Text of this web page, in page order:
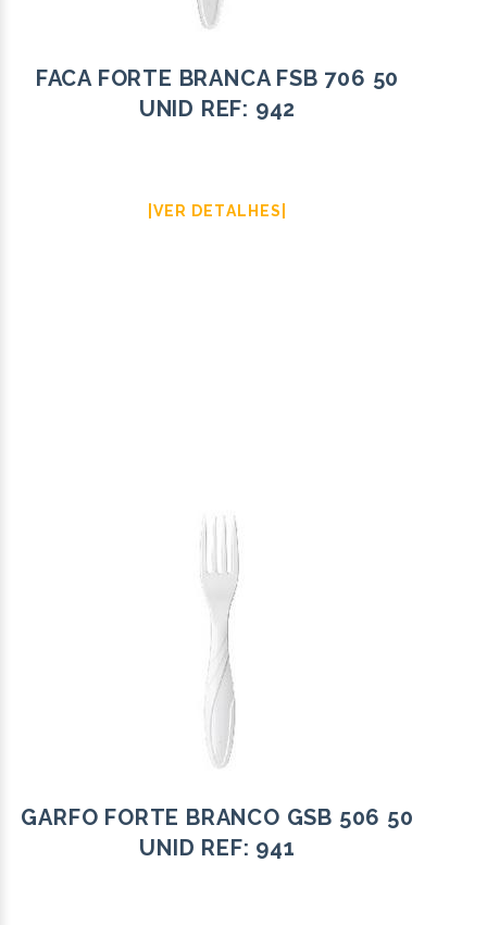
FACA FORTE BRANCA FSB 706 50
UNID REF: 942
|VER DETALHES|
GARFO FORTE BRANCO GSB 506 50
UNID REF: 941